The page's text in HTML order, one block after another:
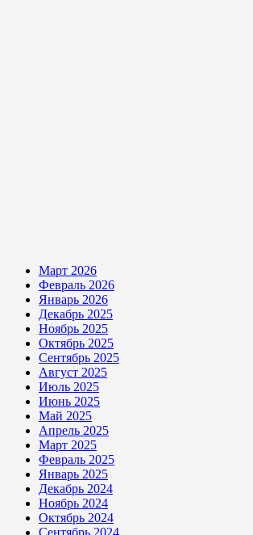
Март 2026
Февраль 2026
Январь 2026
Декабрь 2025
Ноябрь 2025
Октябрь 2025
Сентябрь 2025
Август 2025
Июль 2025
Июнь 2025
Май 2025
Апрель 2025
Март 2025
Февраль 2025
Январь 2025
Декабрь 2024
Ноябрь 2024
Октябрь 2024
Сентябрь 2024